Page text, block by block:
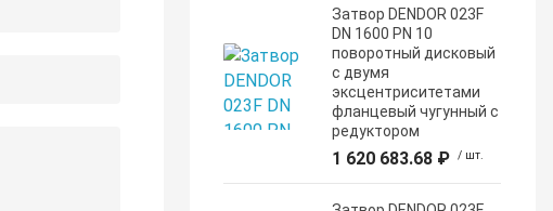
Затвор DENDOR 023F
DN 1600 PN 10
поворотный дисковый
c двумя
эксцентриситетами
фланцевый чугунный с
редуктором
1 620 683.68 ₽ / шт.